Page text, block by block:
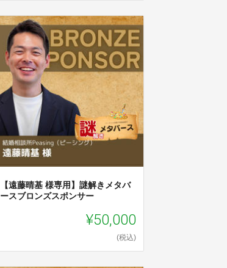
【遠藤晴基 様専用】謎解きメタバ
ースブロンズスポンサー
¥50,000
(税込)